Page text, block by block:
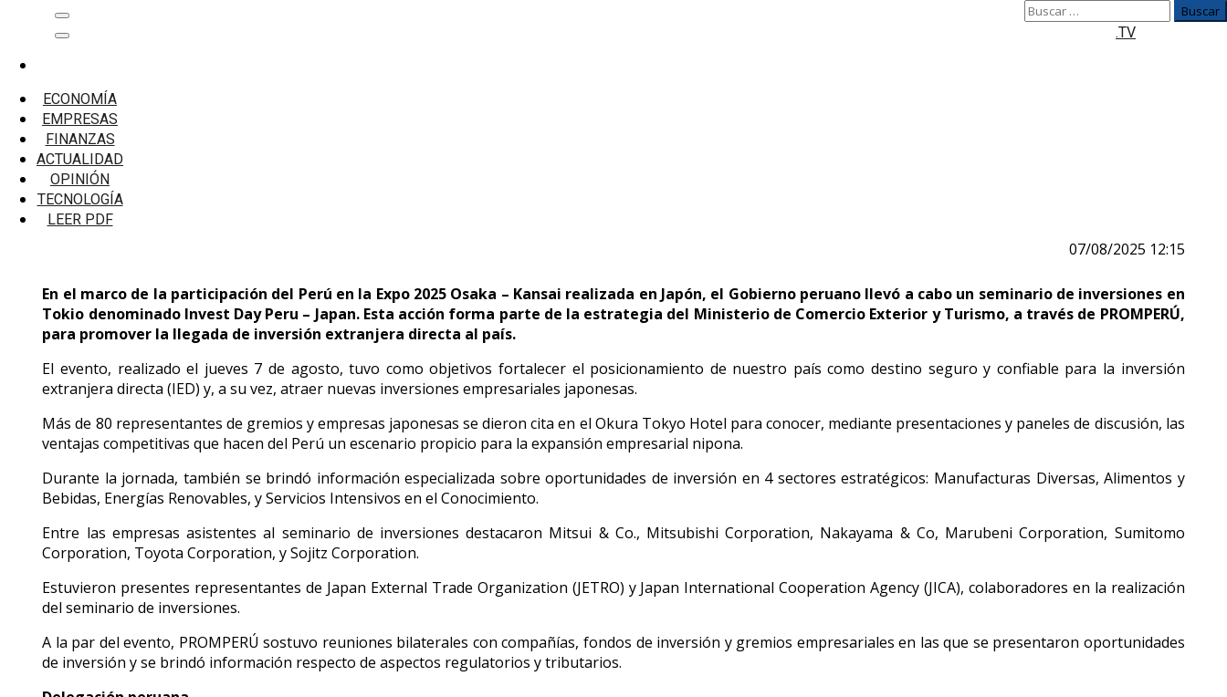
Menú
principal
ECONOMÍA
EMPRESAS
FINANZAS
ACTUALIDAD
OPINIÓN
TECNOLOGÍA
LEER PDF
Buscar:
.TV
El Perú impulsa la atracción de nuevas inversiones empresariales japonesas desde Tokio
El Perú impulsa la atracción de nuevas inversiones empresariales japonesas desde Tokio
07/08/2025 12:15
En el marco de la participación del Perú en la Expo 2025 Osaka – Kansai realizada en Japón, el Gobierno peruano llevó a cabo un seminario de inversiones en
Tokio denominado Invest Day Peru – Japan. Esta acción forma parte de la estrategia del Ministerio de Comercio Exterior y Turismo, a través de PROMPERÚ,
para promover la llegada de inversión extranjera directa al país.
El evento, realizado el jueves 7 de agosto, tuvo como objetivos fortalecer el posicionamiento de nuestro país como destino seguro y confiable para la inversión
extranjera directa (IED) y, a su vez, atraer nuevas inversiones empresariales japonesas.
Más de 80 representantes de gremios y empresas japonesas se dieron cita en el Okura Tokyo Hotel para conocer, mediante presentaciones y paneles de discusión, las
ventajas competitivas que hacen del Perú un escenario propicio para la expansión empresarial nipona.
Durante la jornada, también se brindó información especializada sobre oportunidades de inversión en 4 sectores estratégicos: Manufacturas Diversas, Alimentos y
Bebidas, Energías Renovables, y Servicios Intensivos en el Conocimiento.
Entre las empresas asistentes al seminario de inversiones destacaron Mitsui & Co., Mitsubishi Corporation, Nakayama & Co, Marubeni Corporation, Sumitomo
Corporation, Toyota Corporation, y Sojitz Corporation.
Estuvieron presentes representantes de Japan External Trade Organization (JETRO) y Japan International Cooperation Agency (JICA), colaboradores en la realización
del seminario de inversiones.
A la par del evento, PROMPERÚ sostuvo reuniones bilaterales con compañías, fondos de inversión y gremios empresariales en las que se presentaron oportunidades
de inversión y se brindó información respecto de aspectos regulatorios y tributarios.